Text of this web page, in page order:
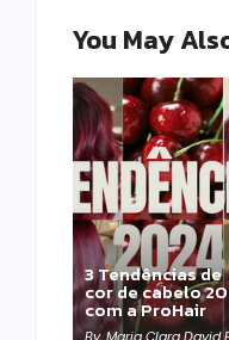
You May
3 Tendências de
cor de cabelo
com a ProHair
Detox Capilar:
que remover
metais pesados
salva sua